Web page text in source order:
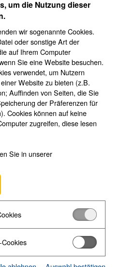
(12)
(2)
(142)
um die Nutzung dieser
wir sogenannte Cookies.
oder sonstige Art der
auf Ihrem Computer
Sie eine Website besuchen.
verwendet, um Nutzern
Website zu bieten (z.B.
Auffinden von Seiten, die Sie
der Präferenzen für
Cookies können auf keine
zugreifen, diese lesen
Sie in unserer